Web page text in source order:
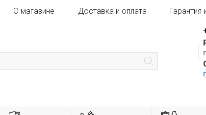
О магазине Доставка и оплата Гарантия